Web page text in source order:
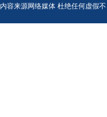
内容来源网络媒体 杜绝任何虚假